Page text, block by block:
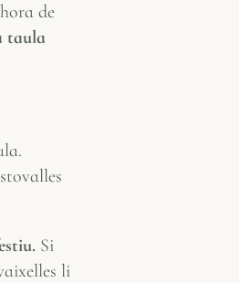
de
taula
Si
li